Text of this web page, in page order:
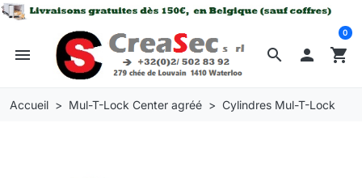
search
menu  shopping_cart
0
Accueil Mul-T-Lock Center agréé Cylindres Mul-T-Lock